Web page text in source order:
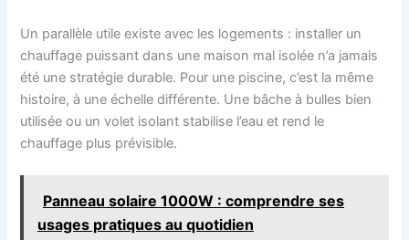
Un parallèle utile existe avec les logements : installer un
chauffage puissant dans une maison mal isolée n’a jamais
été une stratégie durable. Pour une piscine, c’est la même
histoire, à une échelle différente. Une bâche à bulles bien
utilisée ou un volet isolant stabilise l’eau et rend le
chauffage plus prévisible.
Panneau solaire 1000W : comprendre ses
usages pratiques au quotidien